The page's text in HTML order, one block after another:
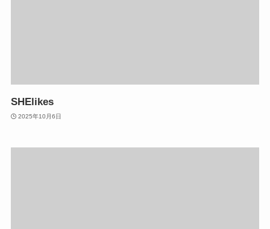
SHElikes
2025年10月6日